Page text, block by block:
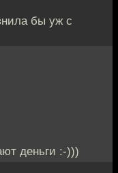
бы уж с
деньги :-)))